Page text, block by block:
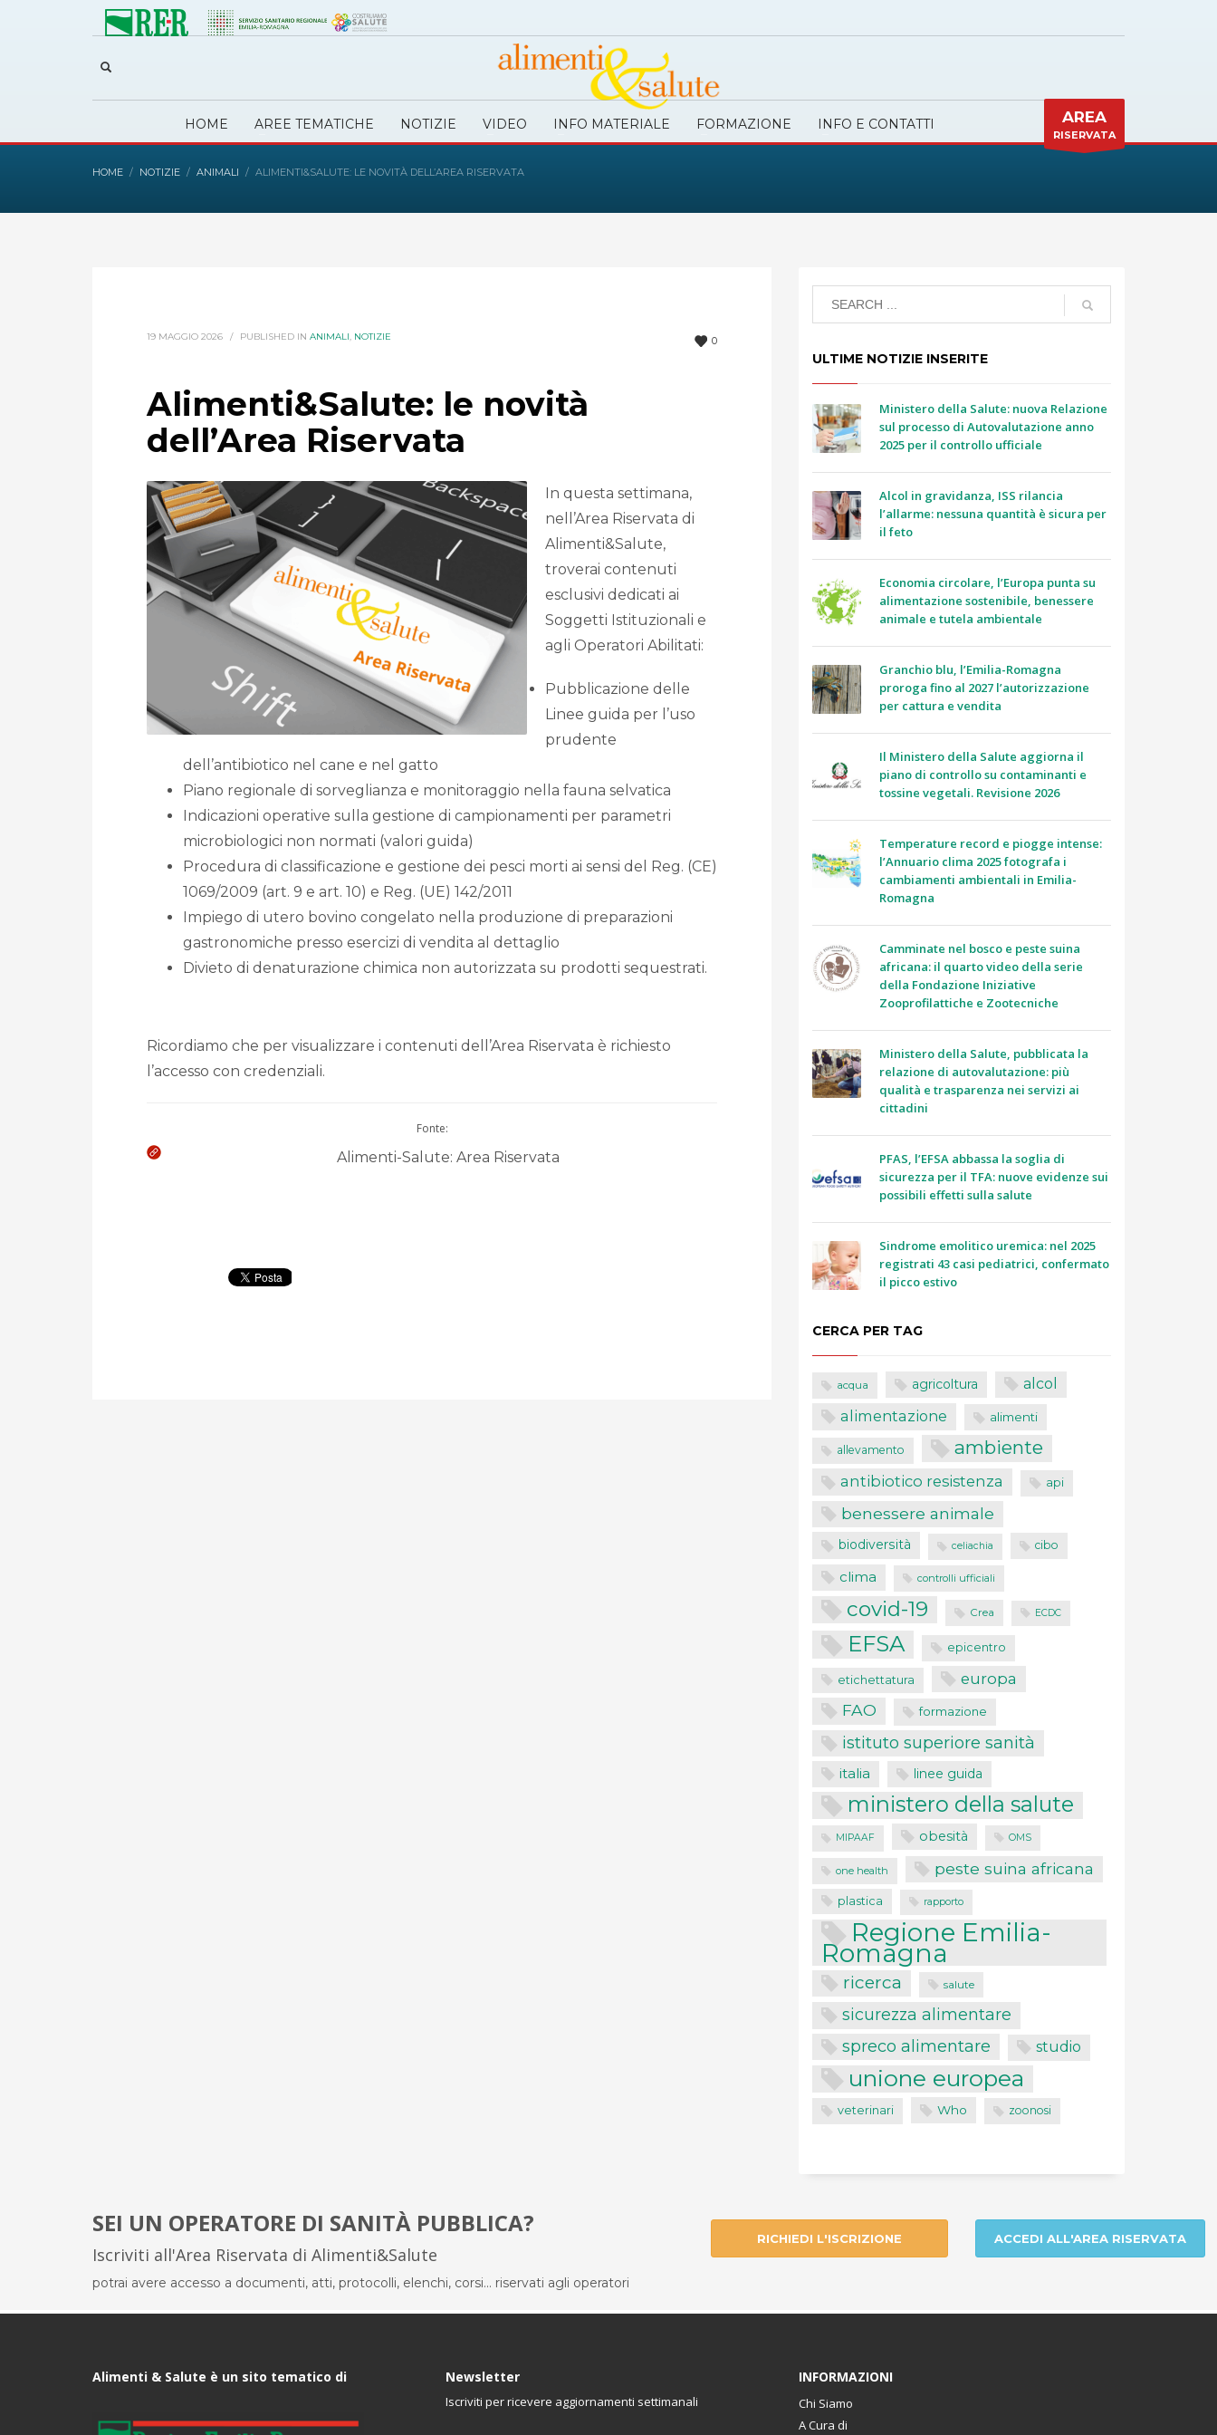
HOME AREE TEMATICHE NOTIZIE VIDEO INFO MATERIALE FORMAZIONE INFO E CONTATTI AREA
RISERVATA
HOME NOTIZIE ANIMALI ALIMENTI&SALUTE: LE NOVITÀ DELL’AREA RISERVATA
0
19 MAGGIO 2026 / PUBLISHED IN ANIMALI, NOTIZIE
Alimenti&Salute: le novità
dell’Area Riservata
In questa settimana,
nell’Area Riservata di
Alimenti&Salute,
troverai contenuti
esclusivi dedicati ai
Soggetti Istituzionali e
agli Operatori Abilitati:
Pubblicazione delle
Linee guida per l’uso
prudente
dell’antibiotico nel cane e nel gatto
Piano regionale di sorveglianza e monitoraggio nella fauna selvatica
Indicazioni operative sulla gestione di campionamenti per parametri
microbiologici non normati (valori guida)
Procedura di classificazione e gestione dei pesci morti ai sensi del Reg. (CE)
1069/2009 (art. 9 e art. 10) e Reg. (UE) 142/2011
Impiego di utero bovino congelato nella produzione di preparazioni
gastronomiche presso esercizi di vendita al dettaglio
Divieto di denaturazione chimica non autorizzata su prodotti sequestrati.
Ricordiamo che per visualizzare i contenuti dell’Area Riservata è richiesto
l’accesso con credenziali.
Fonte:
Alimenti-Salute: Area Riservata
ULTIME NOTIZIE INSERITE
Ministero della Salute: nuova Relazione
sul processo di Autovalutazione anno
2025 per il controllo ufficiale
Alcol in gravidanza, ISS rilancia
l’allarme: nessuna quantità è sicura per
il feto
Economia circolare, l’Europa punta su
alimentazione sostenibile, benessere
animale e tutela ambientale
Granchio blu, l’Emilia-Romagna
proroga fino al 2027 l’autorizzazione
per cattura e vendita
Il Ministero della Salute aggiorna il
piano di controllo su contaminanti e
tossine vegetali. Revisione 2026
Temperature record e piogge intense:
l’Annuario clima 2025 fotografa i
cambiamenti ambientali in Emilia-
Romagna
Camminate nel bosco e peste suina
africana: il quarto video della serie
della Fondazione Iniziative
Zooprofilattiche e Zootecniche
Ministero della Salute, pubblicata la
relazione di autovalutazione: più
qualità e trasparenza nei servizi ai
cittadini
PFAS, l’EFSA abbassa la soglia di
sicurezza per il TFA: nuove evidenze sui
possibili effetti sulla salute
Sindrome emolitico uremica: nel 2025
registrati 43 casi pediatrici, confermato
il picco estivo
CERCA PER TAG
acqua agricoltura alcol
alimentazione alimenti
allevamento ambiente
antibiotico resistenza api
benessere animale
biodiversità celiachia cibo
clima controlli ufficiali
covid-19 Crea ECDC
EFSA epicentro
etichettatura europa
FAO formazione
istituto superiore sanità
italia linee guida
ministero della salute
MIPAAF obesità OMS
one health peste suina africana
plastica rapporto
Regione Emilia-
Romagna
ricerca salute
sicurezza alimentare
spreco alimentare studio
unione europea
veterinari Who zoonosi
SEI UN OPERATORE DI SANITÀ PUBBLICA?
Iscriviti all'Area Riservata di Alimenti&Salute
potrai avere accesso a documenti, atti, protocolli, elenchi, corsi... riservati agli operatori
RICHIEDI L'ISCRIZIONE ACCEDI ALL'AREA RISERVATA
Alimenti & Salute è un sito tematico di Newsletter
Iscriviti per ricevere aggiornamenti settimanali
INFORMAZIONI
Chi Siamo
A Cura di